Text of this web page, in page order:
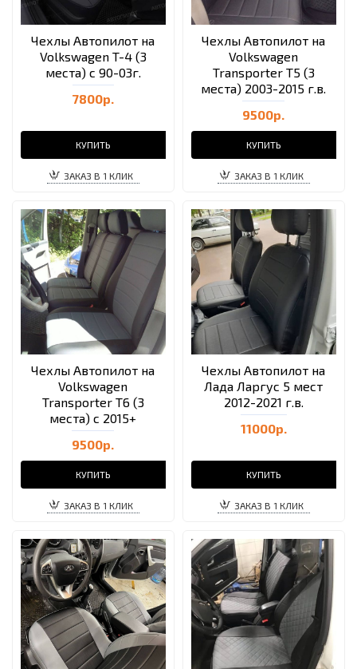
Чехлы Автопилот на
Volkswagen T-4 (3
места) с 90-03г.
7800р.
КУПИТЬ
ЗАКАЗ В 1 КЛИК
Чехлы Автопилот на
Volkswagen
Transporter T5 (3
места) 2003-2015 г.в.
9500р.
КУПИТЬ
ЗАКАЗ В 1 КЛИК
Чехлы Автопилот на
Volkswagen
Transporter T6 (3
места) с 2015+
9500р.
КУПИТЬ
ЗАКАЗ В 1 КЛИК
Чехлы Автопилот на
Лада Ларгус 5 мест
2012-2021 г.в.
11000р.
КУПИТЬ
ЗАКАЗ В 1 КЛИК